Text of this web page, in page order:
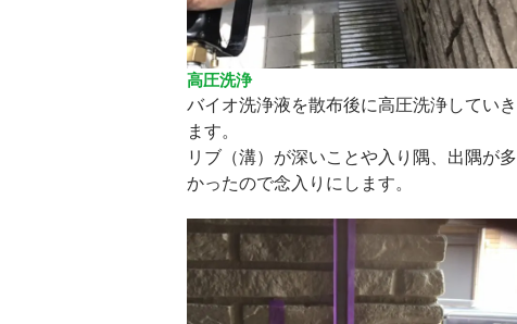
高圧洗浄
バイオ洗浄液を散布後に高圧洗浄していき
ます。
リブ（溝）が深いことや入り隅、出隅が多
かったので念入りにします。